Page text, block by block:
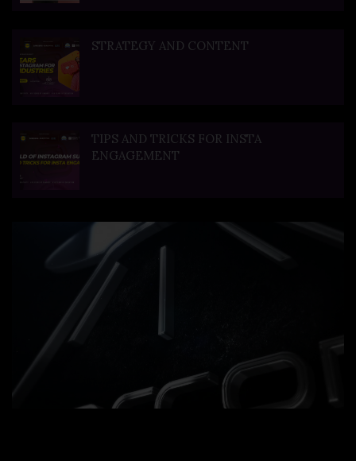
STRATEGY AND CONTENT
TIPS AND TRICKS FOR INSTA
ENGAGEMENT